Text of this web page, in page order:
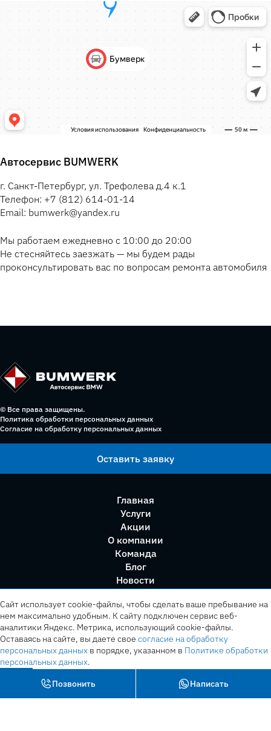
Автосервис BUMWERK
г. Санкт-Петербург, ул. Трефолева д.4 к.1
Телефон: +7 (812) 614-01-14
Email: bumwerk@yandex.ru
Мы работаем ежедневно с 10:00 до 20:00
Не стесняйтесь заезжать — мы будем рады
проконсультировать вас по вопросам ремонта автомобиля
© Все права защищены.
Политика обработки персональных данных
Согласие на обработку персональных данных
Оставить заявку
Главная
Услуги
Акции
О компании
Команда
Блог
Новости
Позвонить Написать
Сайт использует cookie-файлы, чтобы сделать ваше пребывание на
нем максимально удобным. К cайту подключен сервис веб-
аналитики Яндекс. Метрика, использующий cookie-файлы.
Оставаясь на сайте, вы даете свое согласие на обработку
персональных данных в порядке, указанном в Политике обработки
персональных данных.